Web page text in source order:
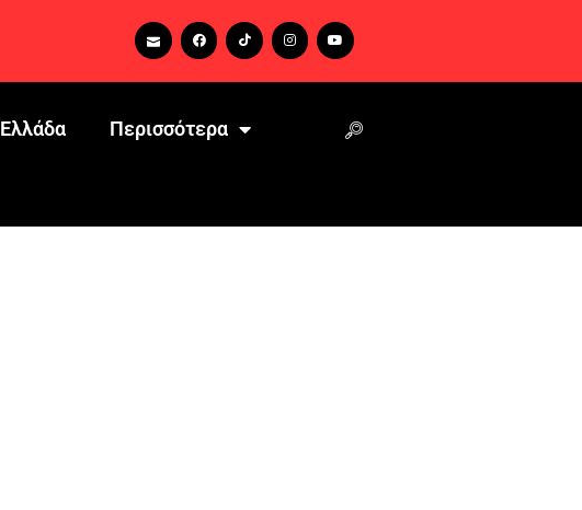
Ελλάδα Περισσότερα